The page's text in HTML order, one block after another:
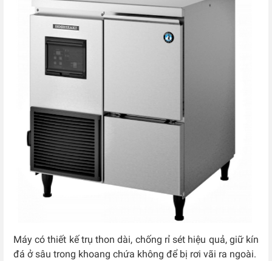
Máy có thiết kế trụ thon dài, chống rỉ sét hiệu quả, giữ kín
đá ở sâu trong khoang chứa không để bị rơi vãi ra ngoài.